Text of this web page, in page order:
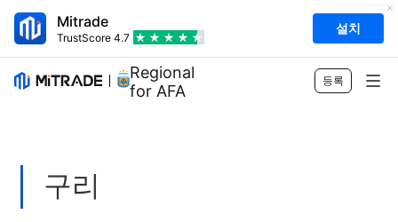
Mitrade
TrustScore 4.7
설치
Regional Sponsor
for AFA
등록
거래
트레이딩 플랫폼
시장 도구
구리